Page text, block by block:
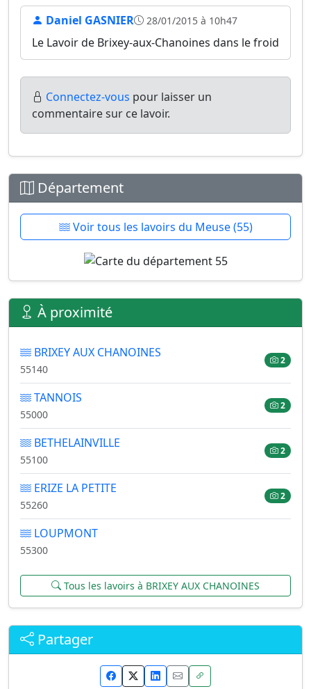
Daniel GASNIER 28/01/2015 à 10h47
Le Lavoir de Brixey-aux-Chanoines dans le froid
Connectez-vous pour laisser un
commentaire sur ce lavoir.
Département
Voir tous les lavoirs du Meuse (55)
À proximité
BRIXEY AUX CHANOINES
55140
2
TANNOIS
55000
2
BETHELAINVILLE
55100
2
ERIZE LA PETITE
55260
2
LOUPMONT
55300
Tous les lavoirs à BRIXEY AUX CHANOINES
Partager